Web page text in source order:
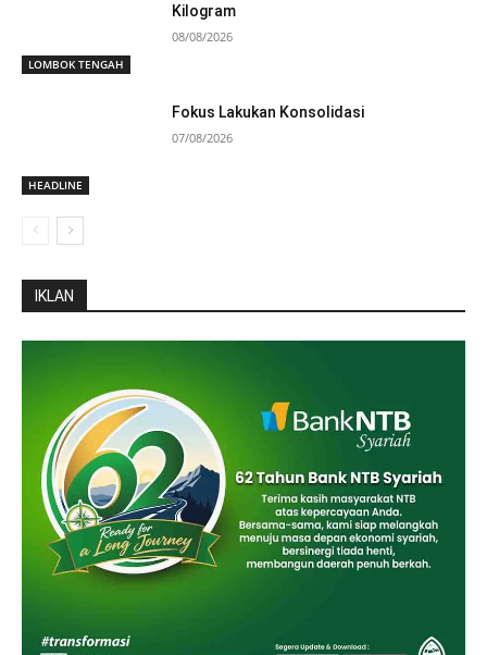
LOMBOK TENGAH
Kilogram
08/08/2026
HEADLINE
Fokus Lakukan Konsolidasi
07/08/2026
IKLAN